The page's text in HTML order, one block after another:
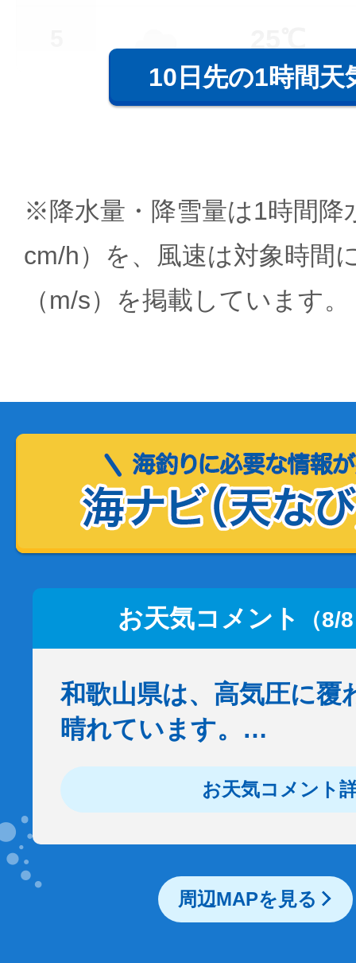
10日先の1時間天
※降水量・降雪量は1時間降
cm/h）を、風速は対象時間
（m/s）を掲載しています。
お天気コメント （8/
和歌山県は、高気圧に覆
晴れています。…
お天気コメント
周辺MAPを見る